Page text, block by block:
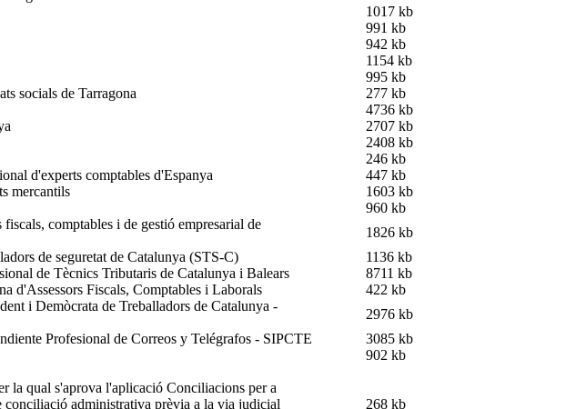
1017 kb
991 kb
942 kb
1154 kb
995 kb
socials de Tarragona
277 kb
4736 kb
2707 kb
2408 kb
246 kb
d'experts comptables d'Espanya
447 kb
mercantils
1603 kb
960 kb
comptables i de gestió empresarial de
1826 kb
de seguretat de Catalunya (STS-C)
1136 kb
de Tècnics Tributaris de Catalunya i Balears
8711 kb
d'Assessors Fiscals, Comptables i Laborals
422 kb
i Demòcrata de Treballadors de Catalunya -
2976 kb
Profesional de Correos y Telégrafos - SIPCTE
3085 kb
902 kb
la qual s'aprova l'aplicació Conciliacions per a
conciliació administrativa prèvia a la via judicial
268 kb